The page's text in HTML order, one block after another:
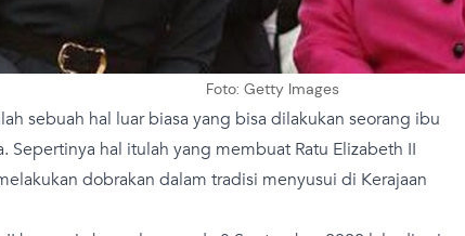
Foto: Getty Images
sebuah hal luar biasa yang bisa dilakukan seorang ibu
Sepertinya hal itulah yang membuat Ratu Elizabeth II
dobrakan dalam tradisi menyusui di Kerajaan